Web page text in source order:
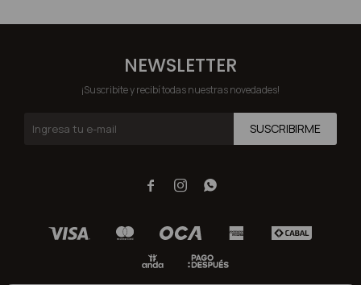
NEWSLETTER
¡Suscribite y recibí todas nuestras novedades!
SUSCRIBIRME
  